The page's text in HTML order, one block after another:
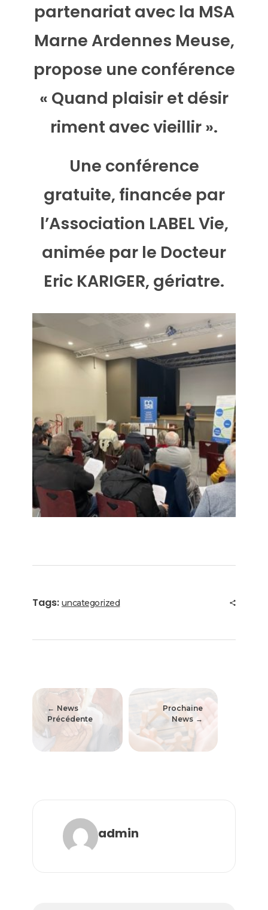
partenariat avec la MSA
Marne Ardennes Meuse,
propose une conférence
« Quand plaisir et désir
riment avec vieillir ».
Une conférence
gratuite, financée par
l’Association LABEL Vie,
animée par le Docteur
Eric KARIGER, gériatre.
Tags: uncategorized
News
Précédente
Prochaine
News
admin